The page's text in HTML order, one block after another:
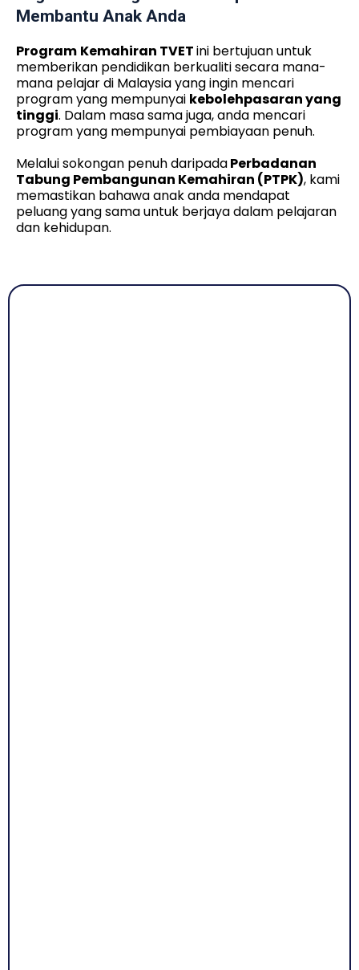
Membantu Anak Anda
Program Kemahiran TVETini bertujuan untuk
memberikan pendidikan berkualiti secara mana-
mana pelajar di Malaysia yang ingin mencari
program yang mempunyai kebolehpasaran yang
tinggi. Dalam masa sama juga, anda mencari
program yang mempunyai pembiayaan penuh.
Melalui sokongan penuh daripadaPerbadanan
Tabung Pembangunan Kemahiran (PTPK), kami
memastikan bahawa anak anda mendapat
peluang yang sama untuk berjaya dalam pelajaran
dan kehidupan.